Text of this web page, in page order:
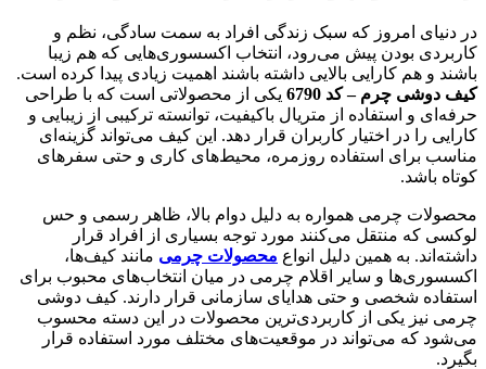
در دنیای امروز که سبک زندگی افراد به سمت سادگی، نظم و
کاربردی بودن پیش می‌رود، انتخاب اکسسوری‌هایی که هم زیبا
باشند و هم کارایی بالایی داشته باشند اهمیت زیادی پیدا کرده است.
کیف دوشی چرم – کد 6790
یکی از محصولاتی است که با طراحی
حرفه‌ای و استفاده از متریال باکیفیت، توانسته ترکیبی از زیبایی و
کارایی را در اختیار کاربران قرار دهد. این کیف می‌تواند گزینه‌ای
مناسب برای استفاده روزمره، محیط‌های کاری و حتی سفرهای
کوتاه باشد.
محصولات چرمی همواره به دلیل دوام بالا، ظاهر رسمی و حس
لوکسی که منتقل می‌کنند مورد توجه بسیاری از افراد قرار
داشته‌اند. به همین دلیل انواع محصولات چرمی مانند کیف‌ها،
اکسسوری‌ها و سایر اقلام چرمی در میان انتخاب‌های محبوب برای
استفاده شخصی و حتی هدایای سازمانی قرار دارند. کیف دوشی
چرمی نیز یکی از کاربردی‌ترین محصولات در این دسته محسوب
می‌شود که می‌تواند در موقعیت‌های مختلف مورد استفاده قرار
بگیرد.